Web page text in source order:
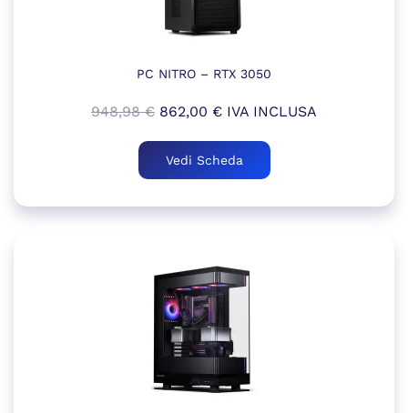
PC NITRO – RTX 3050
948,98€ Il
originale
era:
862,00 €Il
attuale
è:
IVA INCLUSA
Vedi Scheda